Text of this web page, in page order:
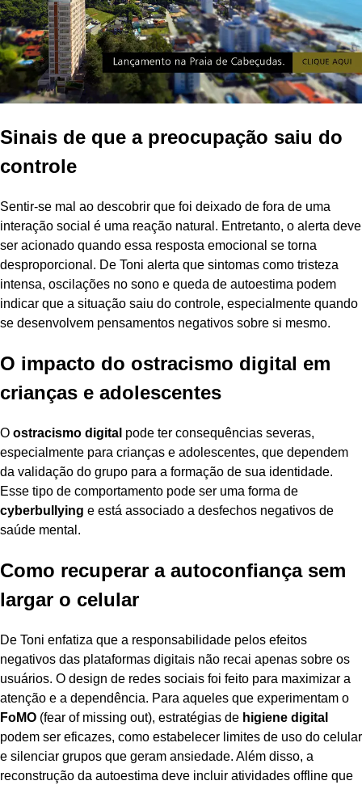
Sinais de que a preocupação saiu do
controle
Sentir-se mal ao descobrir que foi deixado de fora de uma
interação social é uma reação natural. Entretanto, o alerta deve
ser acionado quando essa resposta emocional se torna
desproporcional. De Toni alerta que sintomas como tristeza
intensa, oscilações no sono e queda de autoestima podem
indicar que a situação saiu do controle, especialmente quando
se desenvolvem pensamentos negativos sobre si mesmo.
O impacto do ostracismo digital em
crianças e adolescentes
O ostracismo digital pode ter consequências severas,
especialmente para crianças e adolescentes, que dependem
da validação do grupo para a formação de sua identidade.
Esse tipo de comportamento pode ser uma forma de
cyberbullying e está associado a desfechos negativos de
saúde mental.
Como recuperar a autoconfiança sem
largar o celular
De Toni enfatiza que a responsabilidade pelos efeitos
negativos das plataformas digitais não recai apenas sobre os
usuários. O design de redes sociais foi feito para maximizar a
atenção e a dependência. Para aqueles que experimentam o
FoMO (fear of missing out), estratégias de higiene digital
podem ser eficazes, como estabelecer limites de uso do celular
e silenciar grupos que geram ansiedade. Além disso, a
reconstrução da autoestima deve incluir atividades offline que